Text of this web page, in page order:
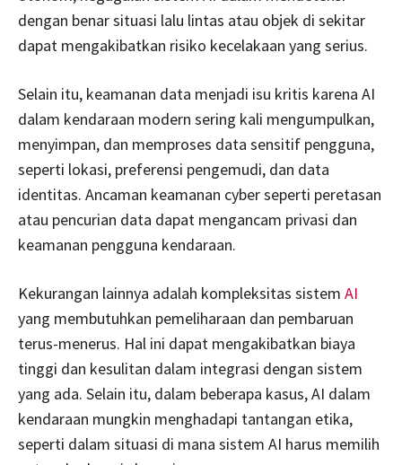
dengan benar situasi lalu lintas atau objek di sekitar
dapat mengakibatkan risiko kecelakaan yang serius.
Selain itu, keamanan data menjadi isu kritis karena AI
dalam kendaraan modern sering kali mengumpulkan,
menyimpan, dan memproses data sensitif pengguna,
seperti lokasi, preferensi pengemudi, dan data
identitas. Ancaman keamanan cyber seperti peretasan
atau pencurian data dapat mengancam privasi dan
keamanan pengguna kendaraan.
Kekurangan lainnya adalah kompleksitas sistem AI
yang membutuhkan pemeliharaan dan pembaruan
terus-menerus. Hal ini dapat mengakibatkan biaya
tinggi dan kesulitan dalam integrasi dengan sistem
yang ada. Selain itu, dalam beberapa kasus, AI dalam
kendaraan mungkin menghadapi tantangan etika,
seperti dalam situasi di mana sistem AI harus memilih